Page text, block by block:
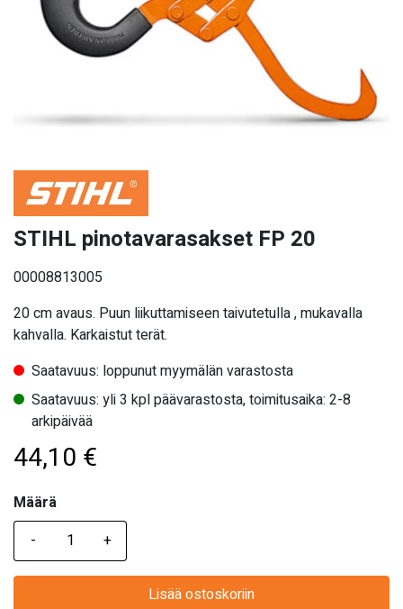
STIHL pinotavarasakset FP 20
00008813005
20 cm avaus. Puun liikuttamiseen taivutetulla , mukavalla
kahvalla. Karkaistut terät.
Saatavuus: loppunut myymälän varastosta
Saatavuus: yli 3 kpl päävarastosta, toimitusaika: 2-8
arkipäivää
44,10 €
Määrä
Määrä
Lisää ostoskoriin